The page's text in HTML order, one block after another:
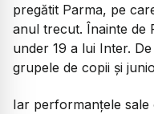
pregătit Parma, pe
anul trecut. Înainte de
under 19 a lui Inter.
grupele de copii și
Iar performanțele